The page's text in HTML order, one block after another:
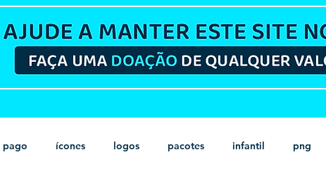
pago ícones logos pacotes infantil png